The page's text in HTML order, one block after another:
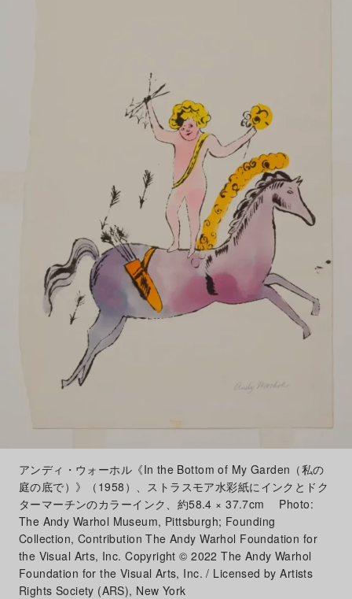
アンディ・ウォーホル《In the Bottom of My Garden（私の
庭の底で）》（1958）、ストラスモア水彩紙にインクとドク
ターマーチンのカラーインク、約58.4 × 37.7cm Photo:
The Andy Warhol Museum, Pittsburgh; Founding
Collection, Contribution The Andy Warhol Foundation for
the Visual Arts, Inc. Copyright © 2022 The Andy Warhol
Foundation for the Visual Arts, Inc. / Licensed by Artists
Rights Society (ARS), New York